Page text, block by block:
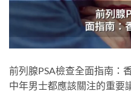
前列腺PSA檢查全面指南：
中年男士都應該關注的重要